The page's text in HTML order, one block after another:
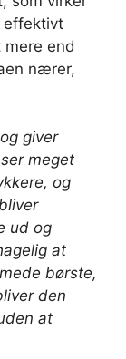
effektivt
end
nærer,
giver
meget
og
ud og
at
børste,
den
at